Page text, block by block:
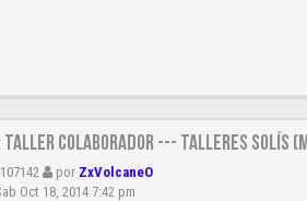
COLABORADOR --- TALLERES SOLÍS
por ZxVolcaneO
Oct 18, 2014 7:42 pm